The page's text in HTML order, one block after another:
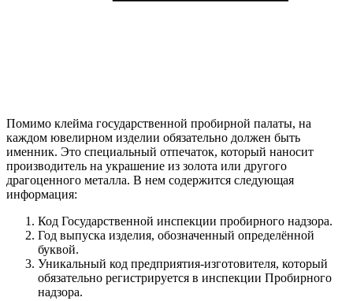
Помимо клейма государственной пробирной палаты, на
каждом ювелирном изделии обязательно должен быть
именник. Это специальный отпечаток, который наносит
производитель на украшение из золота или другого
драгоценного металла. В нем содержится следующая
информация:
Код Государственной инспекции пробирного надзора.
Год выпуска изделия, обозначенный определённой
буквой.
Уникальный код предприятия-изготовителя, который
обязательно регистрируется в инспекции Пробирного
надзора.